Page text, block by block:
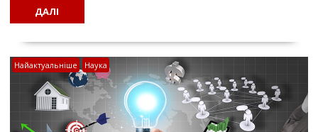
ДАЛІ
Найактуальніше Наука